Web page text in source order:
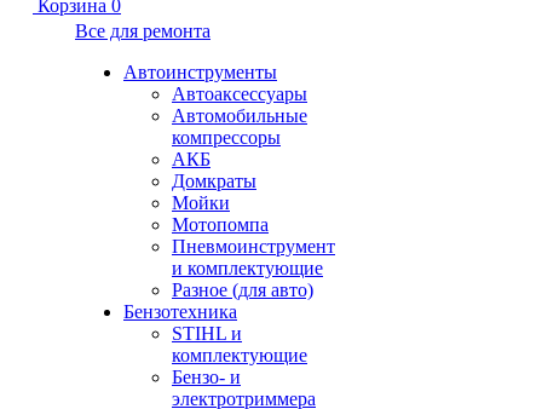
Корзина 0
Все для ремонта
Автоинструменты
Автоаксессуары
Автомобильные
компрессоры
АКБ
Домкраты
Мойки
Мотопомпа
Пневмоинструмент
и комплектующие
Разное (для авто)
Бензотехника
STIHL и
комплектующие
Бензо- и
электротриммера